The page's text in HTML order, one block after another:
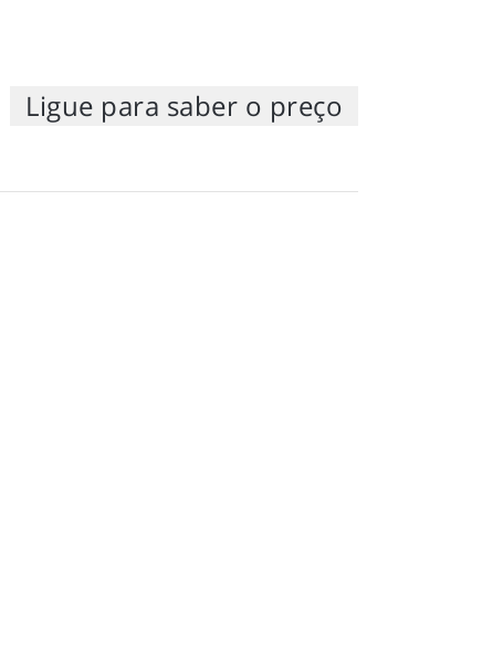
Ligue para saber o preço